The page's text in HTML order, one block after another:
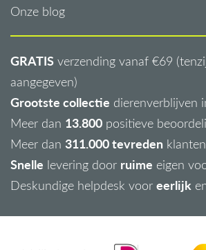
Onze blog
GRATIS verzending vanaf €69
aangegeven)
Grootste collectie dierenverblijven
Meer dan 13.800 positieve
Meer dan 311.000 tevreden klanten
Snelle levering door ruime eigen
Deskundige helpdesk voor eerlijk